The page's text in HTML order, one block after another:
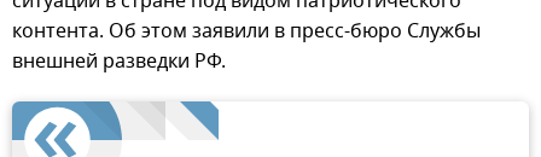
контента. Об этом заявили в пресс-бюро Службы
внешней разведки РФ.